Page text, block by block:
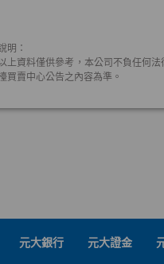
元大銀行 元大證金